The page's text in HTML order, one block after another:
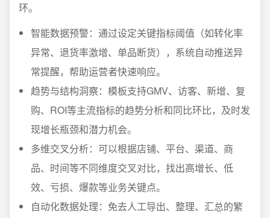
环。
智能数据预警：通过设定关键指标阈值（如转化率
异常、退货率激增、单品断货），系统自动推送异
常提醒，帮助运营者快速响应。
趋势与结构洞察：模板支持GMV、访客、新增、复
购、ROI等主流指标的趋势分析和同比环比，及时发
现增长瓶颈和潜力机会。
多维交叉分析：可以根据店铺、平台、渠道、商
品、时间等不同维度交叉对比，找出高增长、低
效、亏损、爆款等业务关键点。
自动化数据处理：免去人工导出、整理、汇总的繁